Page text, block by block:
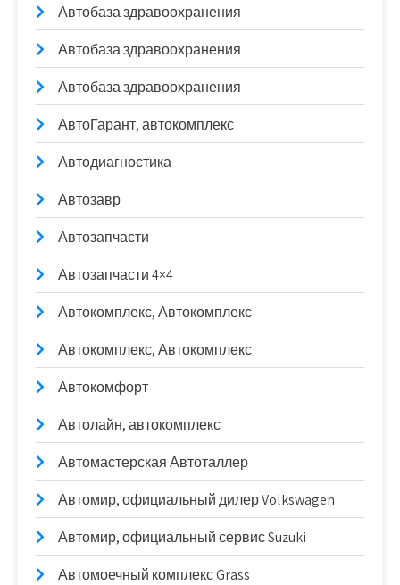
Автобаза здравоохранения
Автобаза здравоохранения
Автобаза здравоохранения
АвтоГарант, автокомплекс
Автодиагностика
Автозавр
Автозапчасти
Автозапчасти 4×4
Автокомплекс, Автокомплекс
Автокомплекс, Автокомплекс
Автокомфорт
Автолайн, автокомплекс
Автомастерская Автоталлер
Автомир, официальный дилер Volkswagen
Автомир, официальный сервис Suzuki
Автомоечный комплекс Grass